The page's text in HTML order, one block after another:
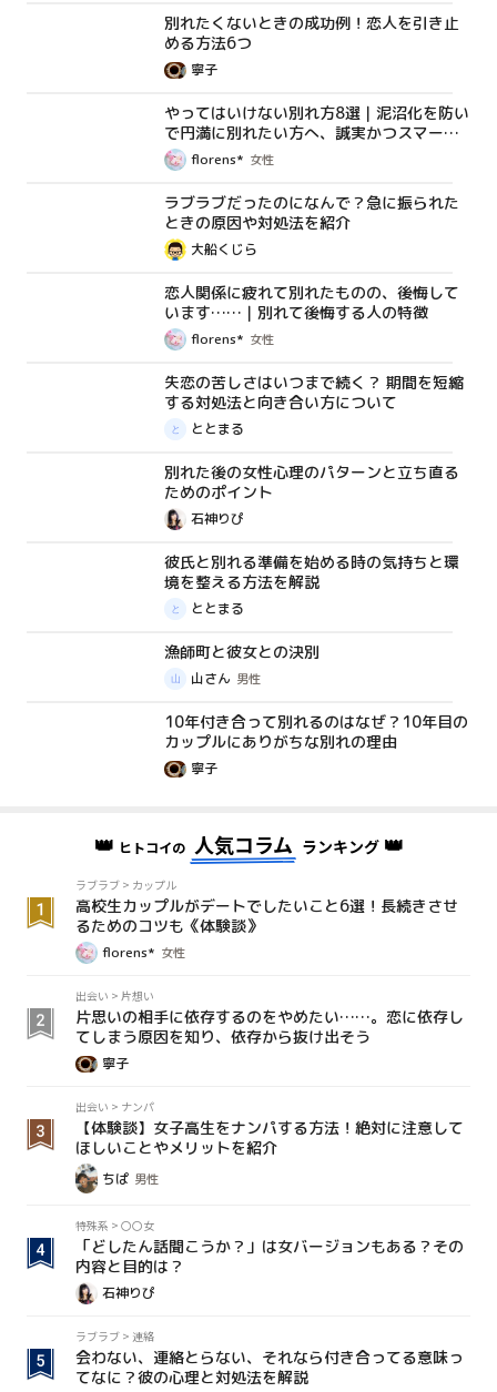
別れたくないときの成功例！恋人を引き止
める方法6つ
寧子
やってはいけない別れ方8選｜泥沼化を防い
で円満に別れたい方へ、誠実かつスマート
に別れる方法を解説
florens* 女性
ラブラブだったのになんで？急に振られた
ときの原因や対処法を紹介
大船くじら
恋人関係に疲れて別れたものの、後悔して
います……｜別れて後悔する人の特徴
florens* 女性
失恋の苦しさはいつまで続く？ 期間を短縮
する対処法と向き合い方について
ととまる
別れた後の女性心理のパターンと立ち直る
ためのポイント
石神りぴ
彼氏と別れる準備を始める時の気持ちと環
境を整える方法を解説
ととまる
漁師町と彼女との決別
山さん 男性
10年付き合って別れるのはなぜ？10年目の
カップルにありがちな別れの理由
寧子
👑 ヒトコイの 人気コラム ランキング👑
ラブラブ > カップル
高校生カップルがデートでしたいこと6選！長続きさせ
るためのコツも《体験談》
florens* 女性
出会い > 片想い
片思いの相手に依存するのをやめたい……。恋に依存し
てしまう原因を知り、依存から抜け出そう
寧子
出会い > ナンパ
【体験談】女子高生をナンパする方法！絶対に注意して
ほしいことやメリットを紹介
ちぱ 男性
特殊系 > 〇〇女
「どしたん話聞こうか？」は女バージョンもある？その
内容と目的は？
石神りぴ
ラブラブ > 連絡
会わない、連絡とらない、それなら付き合ってる意味っ
てなに？彼の心理と対処法を解説